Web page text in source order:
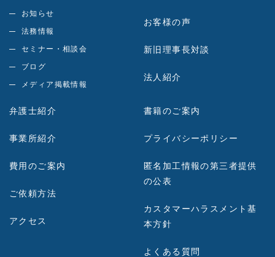
お知らせ
法務情報
セミナー・相談会
ブログ
メディア掲載情報
お客様の声
新旧理事長対談
法人紹介
弁護士紹介
事業所紹介
費用のご案内
ご依頼方法
アクセス
書籍のご案内
プライバシーポリシー
匿名加工情報の第三者提供
の公表
カスタマーハラスメント基
本方針
よくある質問